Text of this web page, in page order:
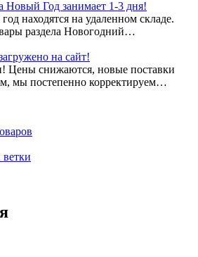
Новый Год занимает 1-3 дня!
находятся на удаленном складе.
раздела Новогодний…
на сайт!
Цены снижаются, новые поставки
мы постепенно корректируем…
ветки